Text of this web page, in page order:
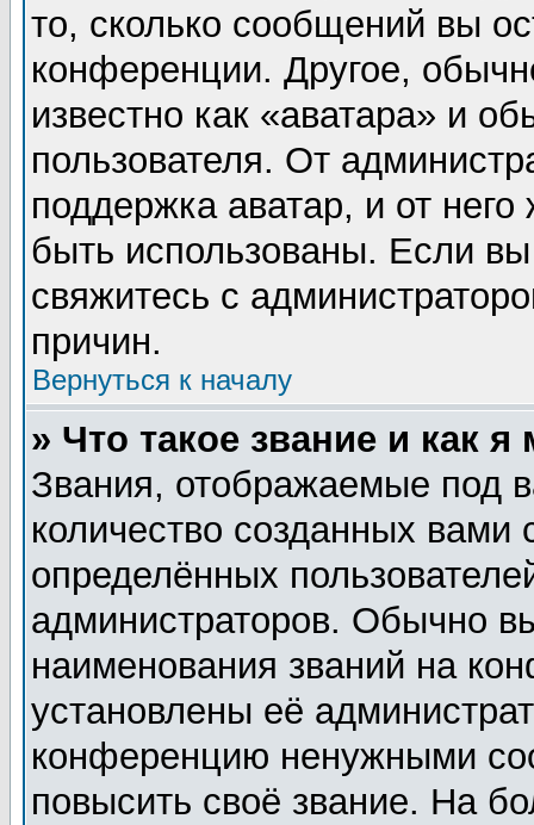
то, сколько сообщений вы
конференции. Другое,
известно как «аватара» и
пользователя. От
поддержка аватар, и от него
быть использованы. Если
свяжитесь с
причин.
Вернуться к началу
» Что такое звание и как я
Звания, отображаемые под
количество созданных
определённых
администраторов. Обычно
наименования званий на
установлены её
конференцию ненужными
повысить своё звание. На